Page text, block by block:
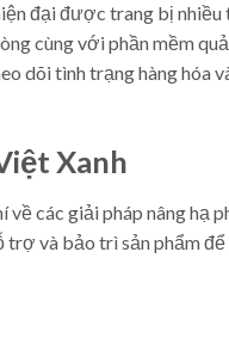
đại được trang bị
cùng với phần mềm
dõi tình trạng hàng hóa
Xanh
các giải pháp nâng hạ
trợ và bảo trì sản phẩm